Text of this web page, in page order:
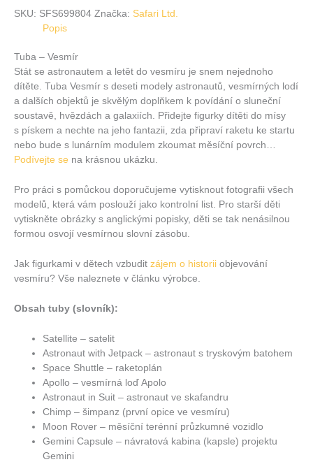
SKU: SFS699804 Značka: Safari Ltd.
Popis
Tuba – Vesmír
Stát se astronautem a letět do vesmíru je snem nejednoho
dítěte. Tuba Vesmír s deseti modely astronautů, vesmírných lodí
a dalších objektů je skvělým doplňkem k povídání o sluneční
soustavě, hvězdách a galaxiích. Přidejte figurky dítěti do mísy
s pískem a nechte na jeho fantazii, zda připraví raketu ke startu
nebo bude s lunárním modulem zkoumat měsíční povrch…
Podívejte se na krásnou ukázku.
Pro práci s pomůckou doporučujeme vytisknout fotografii všech
modelů, která vám poslouží jako kontrolní list. Pro starší děti
vytiskněte obrázky s anglickými popisky, děti se tak nenásilnou
formou osvojí vesmírnou slovní zásobu.
Jak figurkami v dětech vzbudit zájem o historii objevování
vesmíru? Vše naleznete v článku výrobce.
Obsah tuby (slovník):
Satellite – satelit
Astronaut with Jetpack – astronaut s tryskovým batohem
Space Shuttle – raketoplán
Apollo – vesmírná loď Apolo
Astronaut in Suit – astronaut ve skafandru
Chimp – šimpanz (první opice ve vesmíru)
Moon Rover – měsíční terénní průzkumné vozidlo
Gemini Capsule – návratová kabina (kapsle) projektu
Gemini